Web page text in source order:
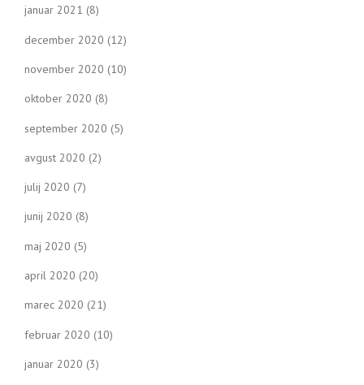
januar 2021 (8)
december 2020 (12)
november 2020 (10)
oktober 2020 (8)
september 2020 (5)
avgust 2020 (2)
julij 2020 (7)
junij 2020 (8)
maj 2020 (5)
april 2020 (20)
marec 2020 (21)
februar 2020 (10)
januar 2020 (3)